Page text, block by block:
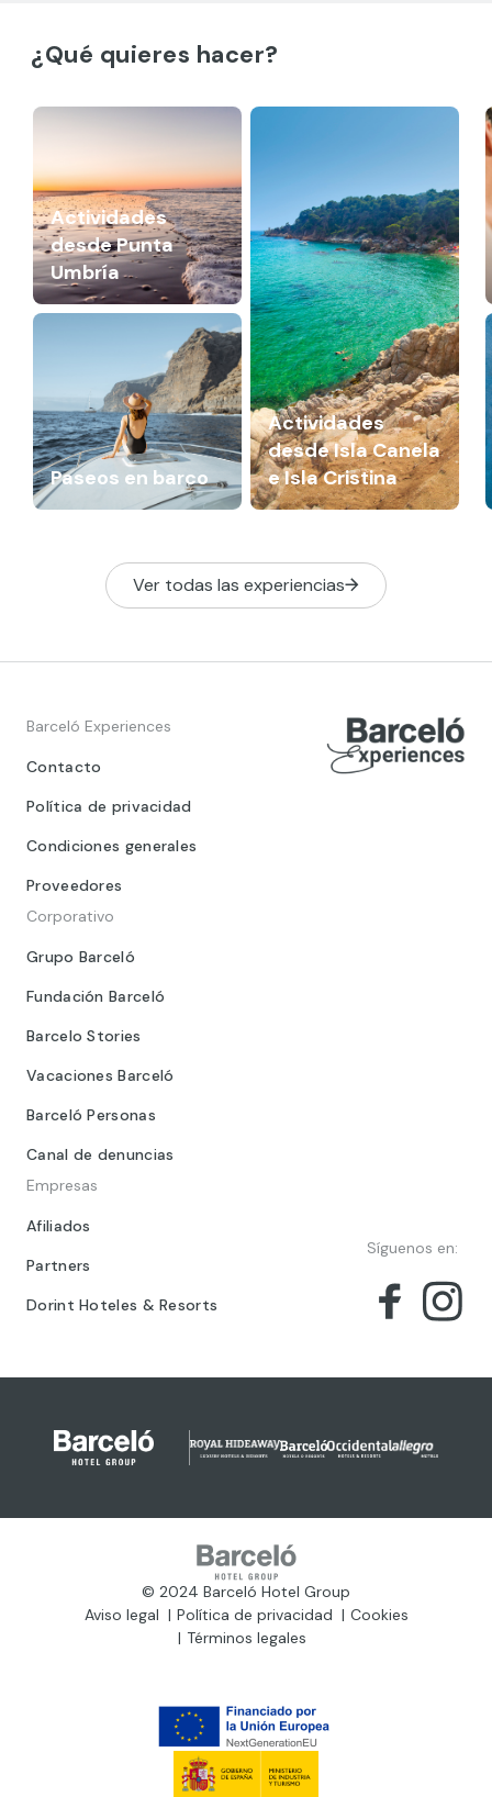
¿Qué quieres hacer?
Actividades
desde Punta
Umbría
Actividades
desde Isla Canela
e Isla Cristina
Paseos en barco
Ver todas las experiencias
Barceló Experiences
Contacto
Política de privacidad
Condiciones generales
Proveedores
Corporativo
Grupo Barceló
Fundación Barceló
Barcelo Stories
Vacaciones Barceló
Barceló Personas
Canal de denuncias
Empresas
Afiliados
Partners
Dorint Hoteles & Resorts
Síguenos en:
© 2024 Barceló Hotel Group
Aviso legal
Política de privacidad
Cookies
Términos legales